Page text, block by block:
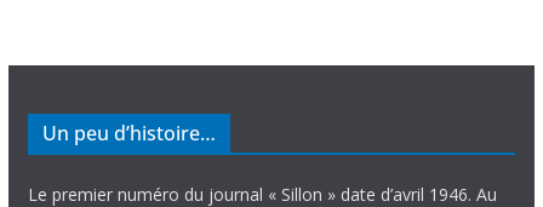
Un peu d’histoire…
Le premier numéro du journal « Sillon » date d’avril 1946. Au